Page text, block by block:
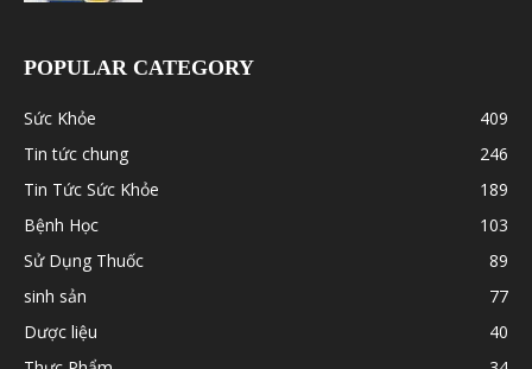
POPULAR CATEGORY
Sức Khỏe
409
Tin tức chung
246
Tin Tức Sức Khỏe
189
Bệnh Học
103
Sử Dụng Thuốc
89
sinh sản
77
Dược liệu
40